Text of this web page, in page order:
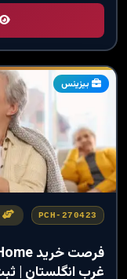
بیزینس
PCH-270423